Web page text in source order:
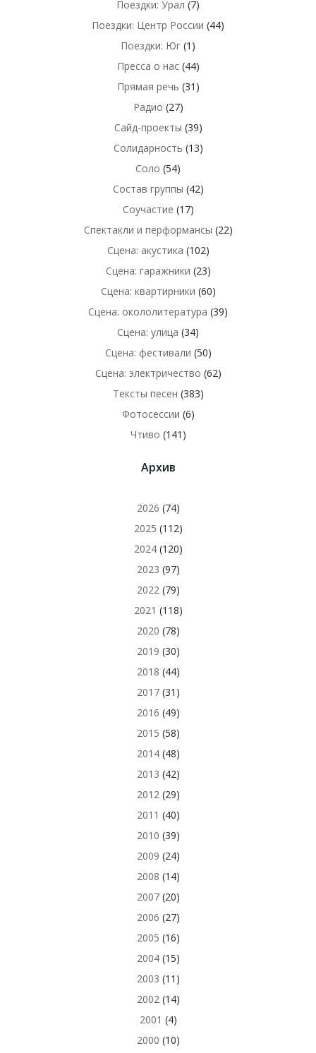
Поездки: Урал (7)
Поездки: Центр России (44)
Поездки: Юг (1)
Пресса о нас(44)
Прямая речь (31)
Радио (27)
Сайд-проекты (39)
Солидарность (13)
Соло (54)
Состав группы (42)
Соучастие (17)
Спектакли и перформансы (22)
Сцена: акустика (102)
Сцена: гаражники (23)
Сцена: квартирники (60)
Сцена: окололитература (39)
Сцена: улица (34)
Сцена: фестивали (50)
Сцена: электричество (62)
Тексты песен (383)
Фотосессии (6)
Чтиво (141)
Архив
2026 (74)
2025 (112)
2024(120)
2023 (97)
2022(79)
2021 (118)
2020 (78)
2019 (30)
2018 (44)
2017(31)
2016 (49)
2015 (58)
2014(48)
2013 (42)
2012(29)
2011 (40)
2010 (39)
2009 (24)
2008 (14)
2007(20)
2006 (27)
2005 (16)
2004(15)
2003 (11)
2002(14)
2001 (4)
2000 (10)